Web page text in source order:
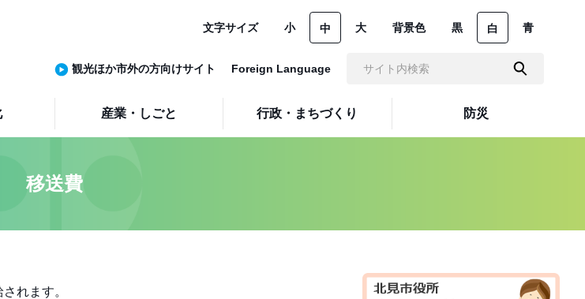
産業・しごと 行政・まちづくり 防災
文字サイズ 小 中 大 背景色 黒 白 青
観光ほか市外の方向けサイト Foreign Language
移送費
れます。